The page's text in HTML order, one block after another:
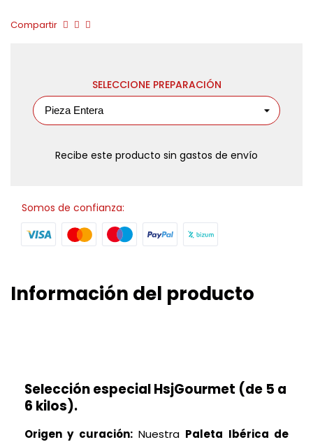
Compartir
SELECCIONE PREPARACIÓN
Recibe este producto sin gastos de envío
Somos de confianza:
Información del producto
Selección especial HsjGourmet (de 5 a
6 kilos).
Origen y curación:Nuestra Paleta Ibérica de